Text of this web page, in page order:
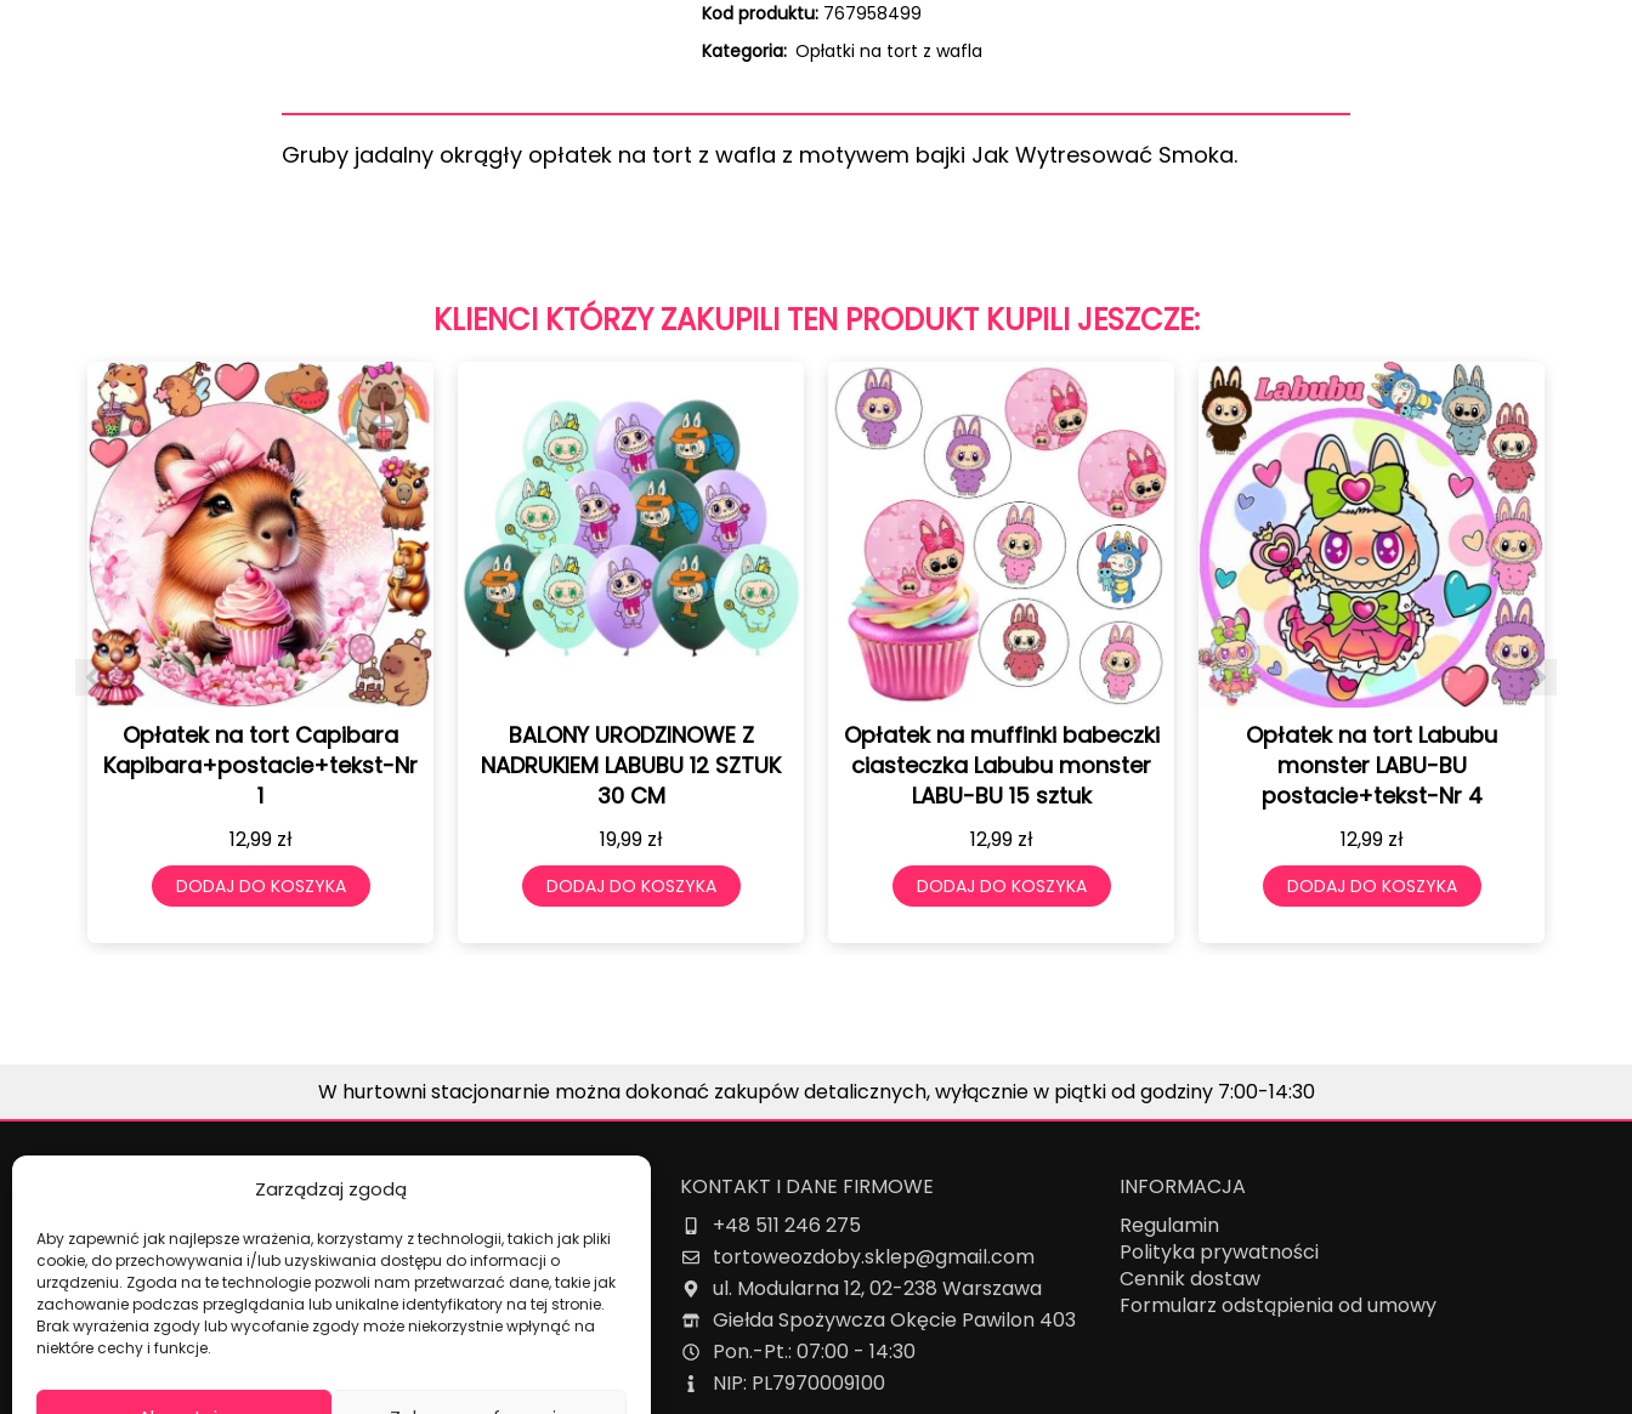
Zarządzaj zgodą
Aby zapewnić jak najlepsze wrażenia, korzystamy z technologii, takich jak pliki
cookie, do przechowywania i/lub uzyskiwania dostępu do informacji o
urządzeniu. Zgoda na te technologie pozwoli nam przetwarzać dane, takie jak
zachowanie podczas przeglądania lub unikalne identyfikatory na tej stronie.
Brak wyrażenia zgody lub wycofanie zgody może niekorzystnie wpłynąć na
niektóre cechy i funkcje.
Kod produktu: 767958499
Kategoria: Opłatki na tort z wafla
Gruby jadalny okrągły opłatek na tort z wafla z motywem bajki Jak Wytresować Smoka.
KLIENCI KTÓRZY ZAKUPILI TEN PRODUKT KUPILI JESZCZE:
tort Capibara
Nr
BALONY URODZINOWE Z
NADRUKIEM LABUBU 12 SZTUK
DODAJ DO KOSZYKA
Opłatek na muffinki babeczki
ciasteczka Labubu monster
DODAJ DO KOSZYKA
Opłatek na tort Labubu
monster LABU-BU
postacie+tekst-Nr 4
DODAJ DO KOSZYKA
Opłatek na tort
monster LABU-BU
postacie+tekst-Nr 3
DODAJ DO KOSZYKA
W hurtowni stacjonarnie można dokonać zakupów detalicznych, wyłącznie w piątki od godziny 7:00-14:30
Dekoracje na torty i akcesoria imprezowe
KONTAKT I DANE FIRMOWE
+48 511 246 275
tortoweozdoby.sklep@gmail.com
ul. Modularna 12, 02-238 Warszawa
Giełda Spożywcza Okęcie Pawilon 403
Pon.-Pt.: 07:00 - 14:30
NIP: PL7970009100
INFORMACJA
Regulamin
Polityka prywatności
Cennik dostaw
Formularz odstąpienia od umowy